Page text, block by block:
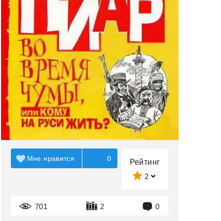
Рейтинг
2
701 2 0
Мне нравится 0